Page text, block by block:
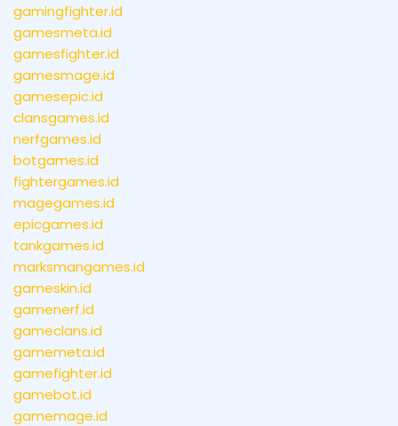
gamingfighter.id
gamesmeta.id
gamesfighter.id
gamesmage.id
gamesepic.id
clansgames.id
nerfgames.id
botgames.id
fightergames.id
magegames.id
epicgames.id
tankgames.id
marksmangames.id
gameskin.id
gamenerf.id
gameclans.id
gamemeta.id
gamefighter.id
gamebot.id
gamemage.id